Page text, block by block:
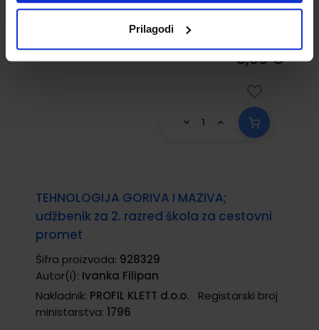
Prilagodi
Nakladnik:PROFIL KLETT d.o.o.
Registarski broj
1795
8,00 €
TEHNOLOGIJA GORIVA I MAZIVA;
udžbenik za 2. razred škola za cestovni
promet
Šifra proizvoda: 928329
Autor(i): Ivanka Filipan
Nakladnik: PROFIL KLETT d.o.o.
Registarski broj
ministarstva: 1796